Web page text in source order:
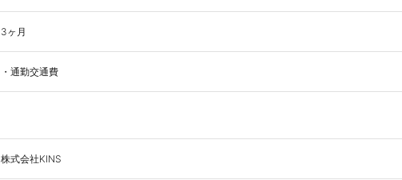
3ヶ月
・通勤交通費
株式会社KINS